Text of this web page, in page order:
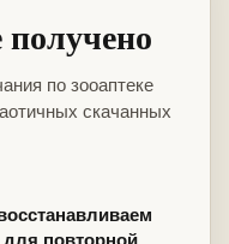
по зооаптеке
скачанных
повторной